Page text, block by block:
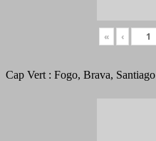
« ‹
Cap Vert : Fogo, Brava, Santiago